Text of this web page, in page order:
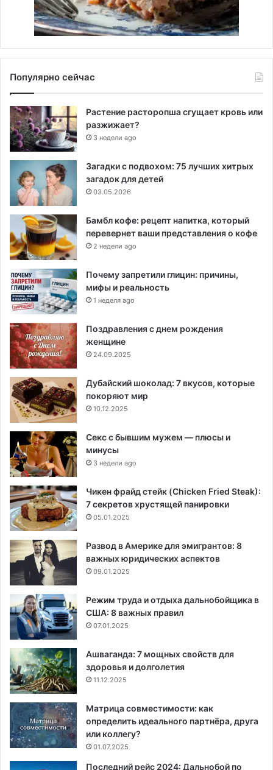
Популярно сейчас
Растение расторопша сгущает кровь или
разжижает?
3 недели ago
Загадки с подвохом: 75 лучших хитрых
загадок для детей
03.05.2026
Бамбл кофе: рецепт напитка, который
перевернет ваши представления о кофе
2 недели ago
Почему запретили глицин: причины,
мифы и реальность
1 неделя ago
Поздравления с днем рождения
женщине
24.09.2025
Дубайский шоколад: 7 вкусов, которые
покоряют мир
10.12.2025
Секс с бывшим мужем — плюсы и
минусы
3 недели ago
Чикен фрайд стейк (Chicken Fried Steak):
7 секретов хрустящей панировки
05.01.2025
Развод в Америке для эмигрантов: 8
важных юридических аспектов
09.01.2025
Режим труда и отдыха дальнобойщика в
США: 8 важных правил
07.01.2025
Ашваганда: 7 мощных свойств для
здоровья и долголетия
11.12.2025
Матрица совместимости: как
определить идеального партнёра, друга
или коллегу?
01.07.2025
Последний рейс 2024: Дальнобой по